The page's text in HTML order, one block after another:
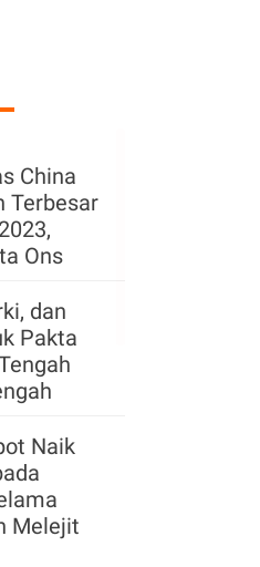
China
Terbesar
Ons
dan
Pakta
Naik
Melejit